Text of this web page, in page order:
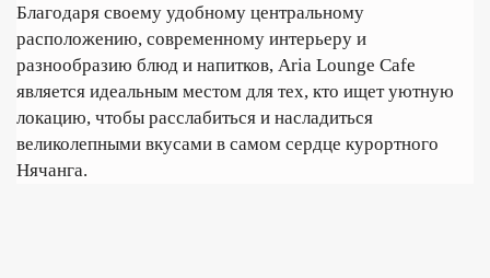
Благодаря своему удобному центральному
расположению, современному интерьеру и
разнообразию блюд и напитков, Aria Lounge Cafe
является идеальным местом для тех, кто ищет уютную
локацию, чтобы расслабиться и насладиться
великолепными вкусами в самом сердце курортного
Нячанга.